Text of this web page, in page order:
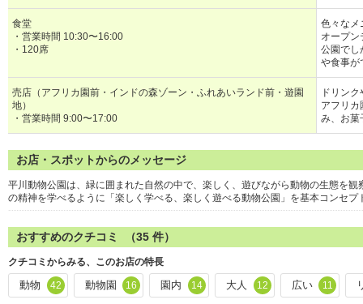
食堂
・営業時間 10:30〜16:00
・120席
色々なメ
オープン
公園でし
や食事が
売店（アフリカ園前・インドの森ゾーン・ふれあいランド前・遊園
地）
・営業時間 9:00〜17:00
ドリン
アフリカ
み、お菓
お店・スポットからのメッセージ
平川動物公園は、緑に囲まれた自然の中で、楽しく、遊びながら動物の生態を
の精神を学べるように「楽しく学べる、楽しく遊べる動物公園」を基本コンセ
おすすめのクチコミ （35 件）
クチコミからみる、このお店の特長
動物 42 動物園 16 園内 14 大人 12 広い 11